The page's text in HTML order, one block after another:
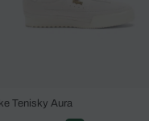
Tenisky Aura